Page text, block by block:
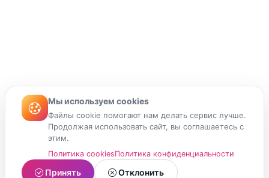
Мы используем cookies
Файлы cookie помогают нам делать сервис лучше.
Продолжая использовать сайт, вы соглашаетесь с
этим.
Политика cookiesПолитика конфиденциальности
Принять Отклонить